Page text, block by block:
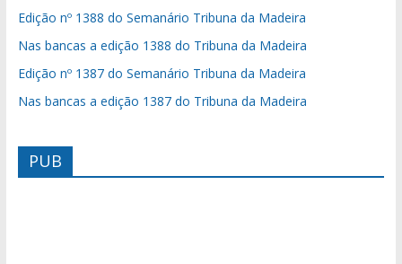
Edição nº 1388 do Semanário Tribuna da Madeira
Nas bancas a edição 1388 do Tribuna da Madeira
Edição nº 1387 do Semanário Tribuna da Madeira
Nas bancas a edição 1387 do Tribuna da Madeira
PUB